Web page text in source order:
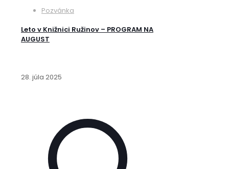
Pozvánka
Leto v Knižnici Ružinov – PROGRAM NA
AUGUST
28. júla 2025